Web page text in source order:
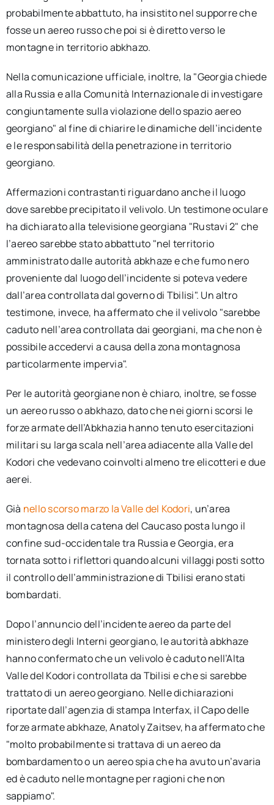
probabilmente abbattuto, ha insistito nel supporre che
fosse un aereo russo che poi si è diretto verso le
montagne in territorio abkhazo.
Nella comunicazione ufficiale, inoltre, la "Georgia chiede
alla Russia e alla Comunità Internazionale di investigare
congiuntamente sulla violazione dello spazio aereo
georgiano" al fine di chiarire le dinamiche dell’incidente
e le responsabilità della penetrazione in territorio
georgiano.
Affermazioni contrastanti riguardano anche il luogo
dove sarebbe precipitato il velivolo. Un testimone oculare
ha dichiarato alla televisione georgiana "Rustavi 2" che
l’aereo sarebbe stato abbattuto "nel territorio
amministrato dalle autorità abkhaze e che fumo nero
proveniente dal luogo dell’incidente si poteva vedere
dall’area controllata dal governo di Tbilisi". Un altro
testimone, invece, ha affermato che il velivolo "sarebbe
caduto nell’area controllata dai georgiani, ma che non è
possibile accedervi a causa della zona montagnosa
particolarmente impervia".
Per le autorità georgiane non è chiaro, inoltre, se fosse
un aereo russo o abkhazo, dato che nei giorni scorsi le
forze armate dell’Abkhazia hanno tenuto esercitazioni
militari su larga scala nell’area adiacente alla Valle del
Kodori che vedevano coinvolti almeno tre elicotteri e due
aerei.
Già nello scorso marzo la Valle del Kodori, un’area
montagnosa della catena del Caucaso posta lungo il
confine sud-occidentale tra Russia e Georgia, era
tornata sotto i riflettori quando alcuni villaggi posti sotto
il controllo dell’amministrazione di Tbilisi erano stati
bombardati.
Dopo l’annuncio dell’incidente aereo da parte del
ministero degli Interni georgiano, le autorità abkhaze
hanno confermato che un velivolo è caduto nell’Alta
Valle del Kodori controllata da Tbilisi e che si sarebbe
trattato di un aereo georgiano. Nelle dichiarazioni
riportate dall’agenzia di stampa Interfax, il Capo delle
forze armate abkhaze, Anatoly Zaitsev, ha affermato che
"molto probabilmente si trattava di un aereo da
bombardamento o un aereo spia che ha avuto un’avaria
ed è caduto nelle montagne per ragioni che non
sappiamo".